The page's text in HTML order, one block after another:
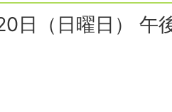
日（日曜日） 午